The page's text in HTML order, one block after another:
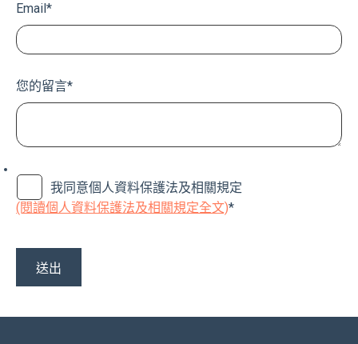
Email*
您的留言*
我同意個人資料保護法及相關規定
(閱讀個人資料保護法及相關規定全文)*